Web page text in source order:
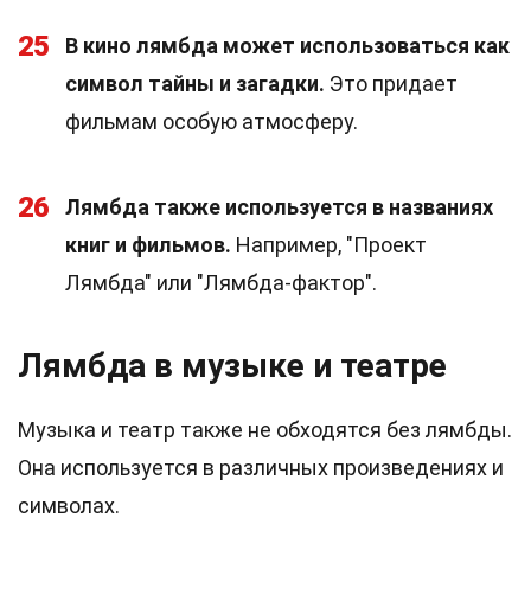
25
В кино лямбда может использоваться как
символ тайны и загадки. Это придает
фильмам особую атмосферу.
26
Лямбда также используется в названиях
книг и фильмов. Например, "Проект
Лямбда" или "Лямбда-фактор".
Лямбда в музыке и театре
Музыка и театр также не обходятся без лямбды.
Она используется в различных произведениях и
символах.